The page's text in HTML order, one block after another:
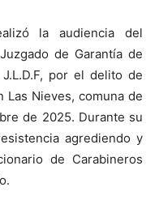
la audiencia del
de Garantía de
por el delito de
Las Nieves, comuna de
de 2025. Durante su
agrediendo y
de Carabineros